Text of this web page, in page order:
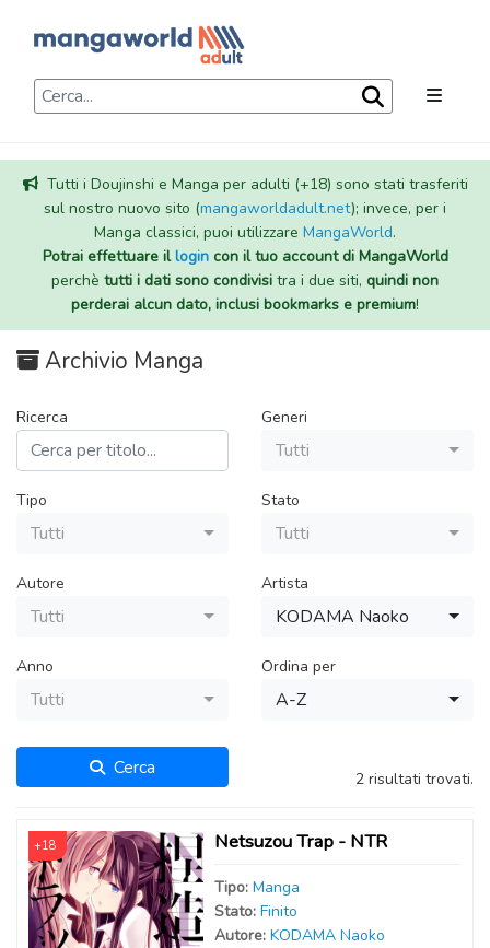
Tutti i Doujinshi e Manga per adulti (+18) sono stati trasferiti
sul nostro nuovo sito (mangaworldadult.net); invece, per i
Manga classici, puoi utilizzare MangaWorld.
Potrai effettuare illogincon il tuo account di MangaWorld
perchè tutti i dati sono condivisi tra i due siti, quindi non
perderai alcun dato, inclusi bookmarks e premium!
Archivio Manga
Ricerca Generi
Tutti
Tipo
Tutti
Stato
Tutti
Autore
Tutti
Artista
KODAMA Naoko
Anno
Tutti
Ordina per
A-Z
Cerca 2 risultati trovati.
+18 Netsuzou Trap - NTR
Tipo: Manga
Stato: Finito
Autore: KODAMA Naoko